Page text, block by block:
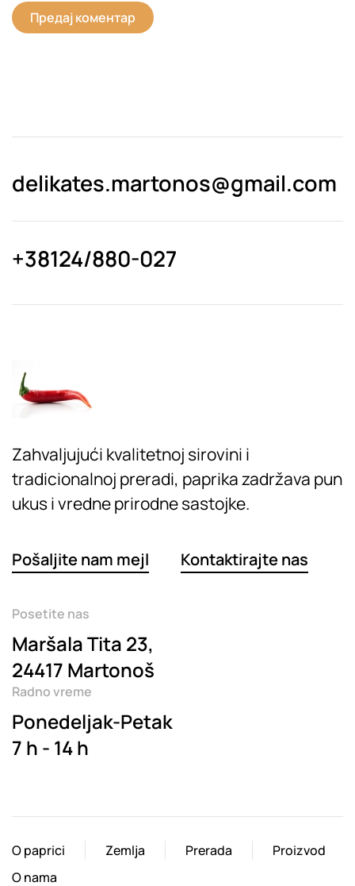
Предај коментар
delikates.martonos@gmail.com
+38124/880-027
Zahvaljujući kvalitetnoj sirovini i
tradicionalnoj preradi, paprika zadržava pun
ukus i vredne prirodne sastojke.
Pošaljite nam mejl Kontaktirajte nas
Posetite nas
Maršala Tita 23,
24417 Martonoš
Radno vreme
Ponedeljak-Petak
7 h - 14 h
O paprici Zemlja Prerada
Proizvod
O nama